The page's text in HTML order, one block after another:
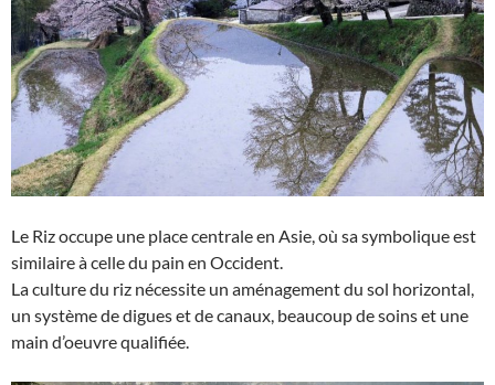
Le Riz occupe une place centrale en Asie, où sa symbolique est
similaire à celle du pain en Occident.
La culture du riz nécessite un aménagement du sol horizontal,
un système de digues et de canaux, beaucoup de soins et une
main d’oeuvre qualifiée.